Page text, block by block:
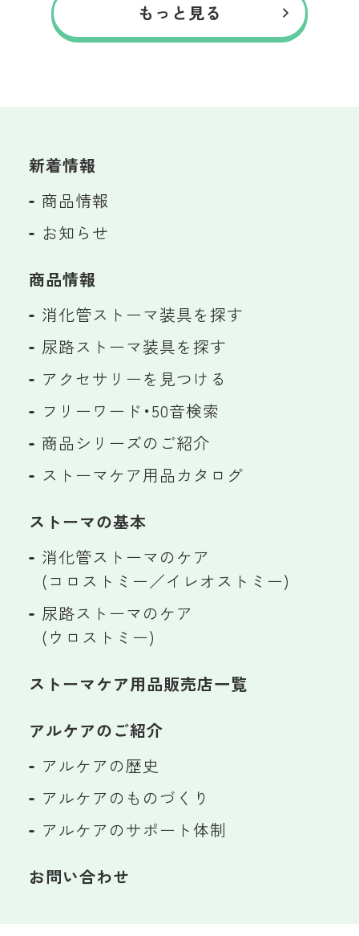
もっと見る
新着情報
商品情報
お知らせ
商品情報
消化管ストーマ装具を探す
尿路ストーマ装具を探す
アクセサリーを見つける
フリーワード・50音検索
商品シリーズのご紹介
ストーマケア用品カタログ
ストーマの基本
消化管ストーマのケア
(コロストミー／イレオストミー)
尿路ストーマのケア
(ウロストミー)
ストーマケア用品販売店一覧
アルケアのご紹介
アルケアの歴史
アルケアのものづくり
アルケアのサポート体制
お問い合わせ